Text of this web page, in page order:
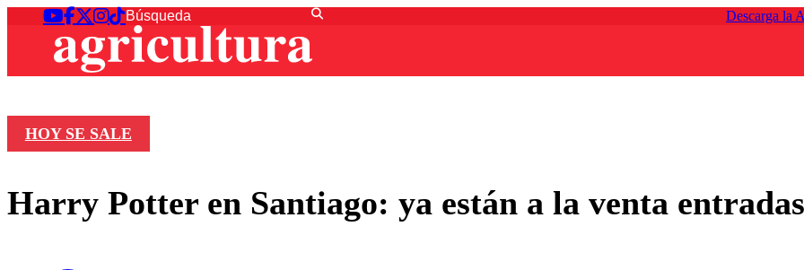
Descarga la
HOY SE SALE
Harry Potter en Santiago: ya están a la venta